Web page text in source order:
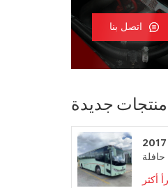
اتصل بنا
منتجات جديدة
سنة 47 مقعد اليد
أكثر